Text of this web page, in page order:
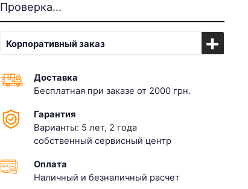
Проверка...
Корпоративный заказ
Доставка
Бесплатная при заказе от 2000 грн.
Гарантия
Варианты: 5 лет, 2 года
собственный сервисный центр
Оплата
Наличный и безналичный расчет